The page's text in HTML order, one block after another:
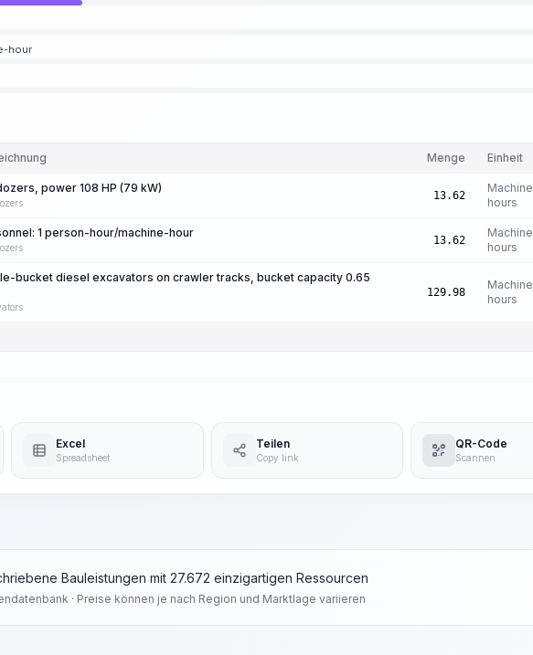
hour
Menge Einheit
power 108 HP (79 kW)
13.62
Machine
hours
1 person-hour/machine-hour
13.62
Machine
hours
bucket diesel excavators on crawler tracks, bucket capacity 0.65
129.98
Machine
hours
Excel
Spreadsheet
Teilen
Copy link
QR-Code
Scannen
Bauleistungen mit 27.672 einzigartigen Ressourcen
· Preise können je nach Region und Marktlage variieren